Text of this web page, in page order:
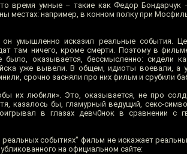
время умные – такие как Федор Бондарчук
местах: например, в конном полку при
умышленно исказил реальные события.
там ничего, кроме смерти. Поэтому в
оказывается, бессмысленно: сидели
уже вывели. В общем, идиоты воевали, а
срочно засняли про них фильм и срубили
их любили». Это, оказывается, не про
казалось бы, гламурный ведущий, секс-
в глазах девч0нок в сравнении с
событиях" фильм не искажает
на официальном сайте: